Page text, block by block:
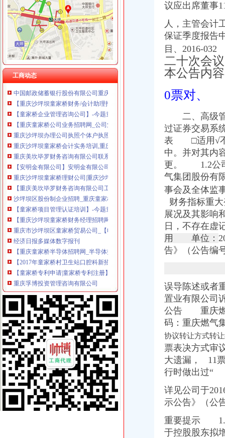
工商动态
【2017年江北区永研食品经营部新招聘信息_电话_地址】-赶集网
重庆燃气上市后现营收利润双降旗下配气站超租期7年惹官司_东方
民生,民生|重庆在线
周克华系列劫案共抢现金55.5万主要花在家庭上-中新网
重庆卫生人才专场招聘会部分参会单位及招聘职位_重庆人才大市场
重庆永辉超市有限公司沙坪坝区童家桥分公司_【信用信息_诉讼信息_
【重庆沙坪坝童家桥财务/审计/税务招聘网|2018年重庆沙坪坝童家桥财
中国邮政储蓄银行股份有限公司重庆沙坪坝区童家桥支行_【电话地址_
【重庆沙坪坝童家桥财务/会计助理招聘网|2018年重庆沙坪坝童家桥财
【童家桥企业管理咨询公司】-今题童家桥企业管理咨询网
【重庆童家桥公司业务招聘网_公司业务招聘信息】-重庆智联招聘
重庆沙坪坝办理公司执照个体户执照记帐报税-童家桥工商注册|重庆酷
重庆沙坪坝童家桥会计实务培训,重庆沙坪坝童家桥会计实操培训班,
重庆美坎毕罗财务咨询有限公司联系方式_信用报告_工商信息-启信宝
【安明金有限公司】安明金有限公司招聘|待遇|面试|怎么样-看准网
重庆沙坪坝童家桥理财公司|重庆沙坪坝童家桥理财-重庆沙坪坝童家桥
【重庆美坎毕罗财务咨询有限公司工商信息】-阿土伯工商信息查询
沙坪坝区股份制企业招聘_重庆童家桥股份制企业招聘信息_求职找工作
【童家桥项目管理认证培训】-今题童家桥项目管理认证培训网
【重庆沙坪坝童家桥财务经理招聘网|2018年重庆沙坪坝童家桥财务经
重庆市沙坪坝区童家桥贸易公司_【电话地址_招聘信息_注册信息_信用
经济日报多媒体数字报刊
【重庆童家桥半导体招聘网_半导体招聘信息】-重庆智联招聘
【2017年童家桥村卫生站口腔科新招聘信息_电话_地址】-赶集网
【童家桥专利申请|童家桥专利注册】-今题童家桥专利申请网
重庆孚博投资管理咨询有限公司
【重庆沙坪坝童家桥保险精算师招聘网|2018年重庆沙坪坝童家桥保险
重庆市沙坪坝区童家桥汽车修理厂_【信用信息_诉讼信息_财务信息_注
重庆市沙坪坝区童家桥贸易公司广龙糕点加工厂_【信用信息_诉讼信息
【重庆童家桥培训经理招聘网_培训经理招聘信息】-重庆智联招聘
重庆童家桥附近出纳招聘|重庆童家桥附近出纳职位信息汇总|重庆出纳
【重庆会计服务公司黄页】_顺企网
重庆童家桥附近出纳招聘|重庆童家桥附近出纳职位信息汇总|重庆出纳
【重庆沙坪坝童家桥统计招聘网|2018年重庆沙坪坝童家桥统计招聘信
沙坪坝学会计去哪里好？重庆财务会计今题网
重庆燃气集团股份有限公司|公司|重庆|有限_新浪财经_新浪网
重庆市沙坪坝区童家桥街道文化站新世纪卡拉OK厅_【信用信息_诉讼
中国工商银行股份有限公司重庆童家桥支行_【信用信息_诉讼信息_财
【58同城】重庆渝北龙溪香港公司注册_注册香港公司_离岸公司注册
重庆沙坪坝童家桥初级经济师培训公司|重庆沙坪坝童家桥初级经济师培
重庆华庆阀门制造有限公司2017招聘信息_电话_地址-中华英才网
议应出席董事
人，主管会计
保证季度报告
目、2016-
二十次会
本公告内
0票对、
二、高级管
过证券交易系
表 □适用√不
中。并对其内
更。 1.2公司
气集团股份
事会及全体监
财务指标
展况及其影
日，不存在虚
用 单位：
告》（公告编
误导陈述或者
置业有限公
公告 重庆燃
码：重庆燃
协议转让方式转
票表决方式审
大遗漏， 11
行时做出过“
详见公司于
示公告》（公
重要提示
于控股股东拟